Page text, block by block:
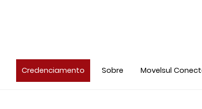
Credenciamento Sobre Movelsul